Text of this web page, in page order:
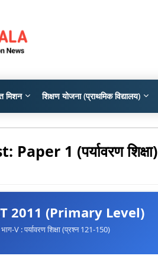
मिशन शिक्षण योजना (प्राथमिक विद्यालय)
1 (पर्यावरण
2011 (Primary Level)
भाग-V : पर्यावरण शिक्षा (प्रश्न 121-150)